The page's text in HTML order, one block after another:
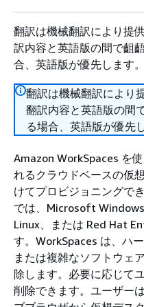
翻訳は機械翻訳により提
訳内容と英語版の間で齟
合、英語版が優先します。
翻訳は機械翻訳により
翻訳内容と英語版の間
る場合、英語版が優先
Amazon WorkSpaces を使
れるクラウドベースの仮
けてプロビジョニングで
では、Microsoft
Linux、または Red Hat
す。WorkSpaces は、ハ
または複雑なソフトウェ
除します。必要に応じて
削除できます。ユーザー